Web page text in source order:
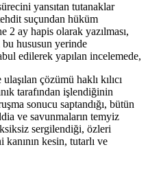
yansıtan tutanaklar
suçundan hüküm
2 ay hapis olarak yazılması,
bu hususun yerinde
edilerek yapılan incelemede,
çözümü haklı kılıcı
tarafından işlendiğinin
sonucu saptandığı, bütün
ve savunmaların temyiz
sergilendiği, özleri
kanının kesin, tutarlı ve